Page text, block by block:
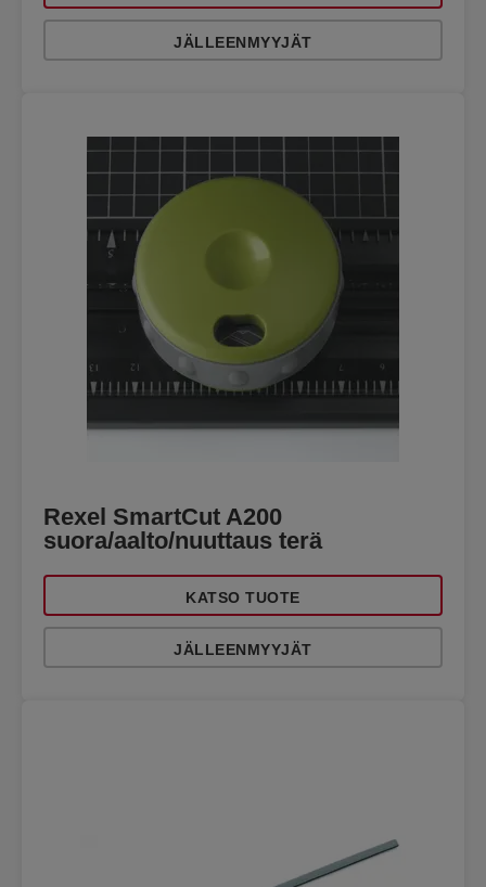
JÄLLEENMYYJÄT
Rexel SmartCut A200
suora/aalto/nuuttaus terä
KATSO TUOTE
JÄLLEENMYYJÄT